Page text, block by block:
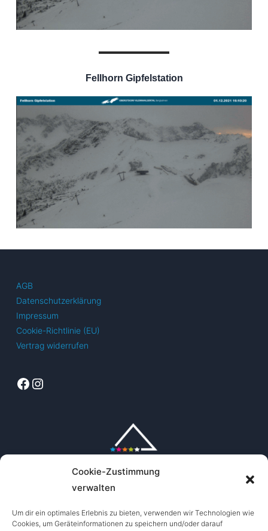
Cookie-Zustimmung
verwalten
Um dir ein optimales Erlebnis zu bieten, verwenden wir Technologien wie
Cookies, um Geräteinformationen zu speichern und/oder darauf
Fellhorn Gipfelstation
AGB
Datenschutzerklärung
Impressum
Cookie-Richtlinie (EU)
Vertrag widerrufen
Facebook
Instagram